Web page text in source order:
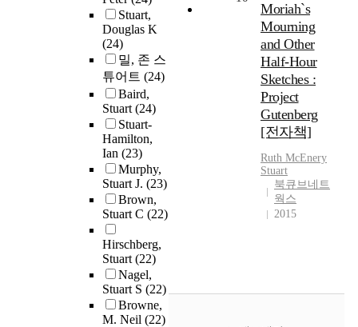
Stuart,
Douglas K
(24)
밀, 존 스
튜어트 (24)
Baird,
Stuart(24)
Stuart-
Hamilton,
Ian (23)
Murphy,
Stuart J. (23)
Brown,
Stuart C (22)
Hirschberg,
Stuart(22)
Nagel,
Stuart S (22)
Browne,
M. Neil (22)
Moriah`s
Mourning
and Other
Half-Hour
Sketches :
Project
Gutenberg
[전자책]
Ruth McEnery
Stuart
북큐브네트
웍스
2015